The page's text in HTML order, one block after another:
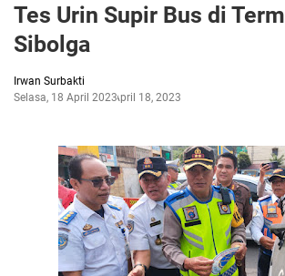
Tes Urin Supir Bus di
Sibolga
Irwan Surbakti
Selasa, 18 April 2023April 18, 2023